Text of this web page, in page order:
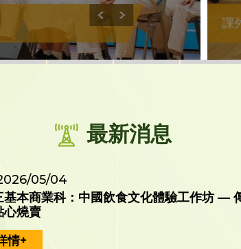
課
最新消息
05/04
基本商業科：中國飲食文化體驗工作坊 —
心燒賣
情+